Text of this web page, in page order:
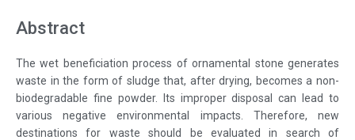
Abstract
The wet beneficiation process of ornamental stone generates
waste in the form of sludge that, after drying, becomes a non-
biodegradable fine powder. Its improper disposal can lead to
various negative environmental impacts. Therefore, new
destinations for waste should be evaluated in search of